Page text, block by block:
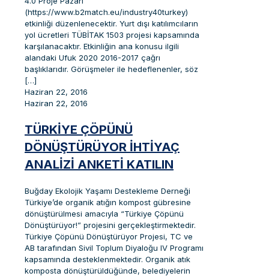
(https://www.b2match.eu/industry40turkey)
etkinliği düzenlenecektir. Yurt dışı katılımcıların
yol ücretleri TÜBİTAK 1503 projesi kapsamında
karşılanacaktır. Etkinliğin ana konusu ilgili
alandaki Ufuk 2020 2016-2017 çağrı
başlıklarıdır. Görüşmeler ile hedeflenenler, söz
[…]
Haziran 22, 2016
Haziran 22, 2016
TÜRKIYE ÇÖPÜNÜ
DÖNÜŞTÜRÜYOR İHTIYAÇ
ANALIZI ANKETI KATILIN
Buğday Ekolojik Yaşamı Destekleme Derneği
Türkiye’de organik atığın kompost gübresine
dönüştürülmesi amacıyla “Türkiye Çöpünü
Dönüştürüyor!” projesini gerçekleştirmektedir.
Türkiye Çöpünü Dönüştürüyor Projesi, TC ve
AB tarafından Sivil Toplum Diyaloğu IV Programı
kapsamında desteklenmektedir. Organik atık
komposta dönüştürüldüğünde, belediyelerin